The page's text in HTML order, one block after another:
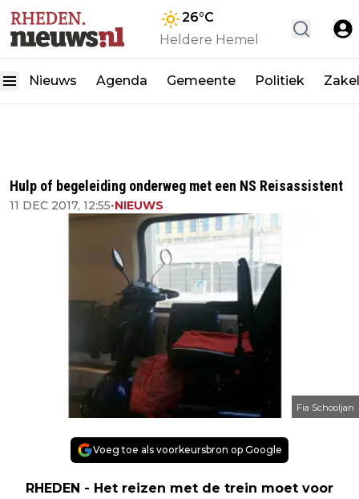
26°C
Heldere Hemel
Nieuws Agenda Gemeente Politiek
Hulp of begeleiding onderweg met een NS Reisassistent
11 DEC 2017, 12:55•NIEUWS
Fia Schooljan
Voeg toe als voorkeursbron op Google
RHEDEN - Het reizen met de trein moet voor